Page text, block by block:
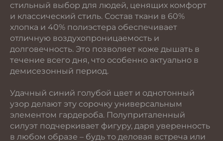
стильный выбор для людей, ценящих комфорт
и классический стиль. Состав ткани в 60%
хлопка и 40% полиэстера обеспечивает
отличную воздухопроницаемость и
долговечность. Это позволяет коже дышать в
течение всего дня, что особенно актуально в
демисезонный период.
Удачный синий голубой цвет и однотонный
узор делают эту сорочку универсальным
элементом гардероба. Полуприталенный
силуэт подчеркивает фигуру, даря уверенность
в любом образе – будь то деловая встреча или